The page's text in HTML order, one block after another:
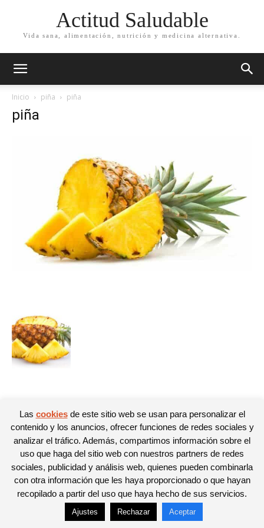
Actitud Saludable
Vida sana, alimentación, nutrición y medicina alternativa.
Inicio piña piña
piña
© Newspaper WordPress Theme by TagDiv
Las cookiesde este sitio web se usan para personalizar el
contenido y los anuncios, ofrecer funciones de redes sociales y
analizar el tráfico. Además, compartimos información sobre el
uso que haga del sitio web con nuestros partners de redes
sociales, publicidad y análisis web, quienes pueden combinarla
con otra información que les haya proporcionado o que hayan
recopilado a partir del uso que haya hecho de sus servicios.
Ajustes Rechazar Aceptar